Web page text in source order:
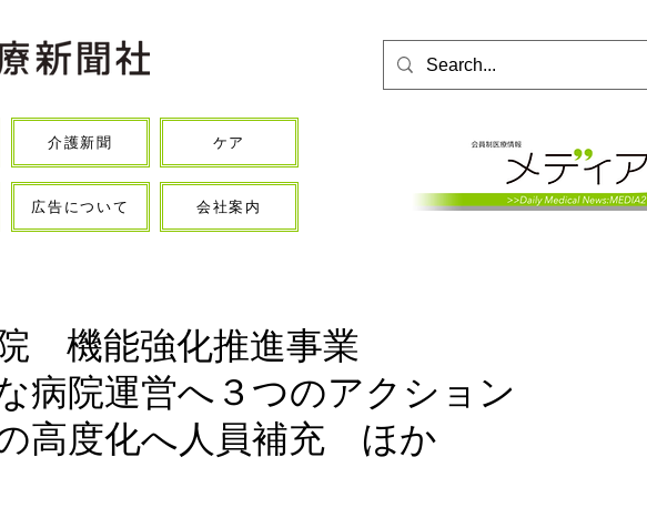
介護新聞 ケア
広告について 会社案内
機能強化推進事業
病院運営へ３つのアクション
高度化へ人員補充 ほか